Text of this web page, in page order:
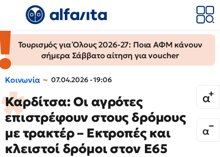
Τουρισμός για Όλους 2026-27: Ποια ΑΦΜ κάνουν
σήμερα Σάββατο αίτηση για voucher
Κοινωνία 07.04.2026 - 19:06
Καρδίτσα: Οι αγρότες
επιστρέφουν στους δρόμους
με τρακτέρ – Εκτροπές και
κλειστοί δρόμοι στον Ε65